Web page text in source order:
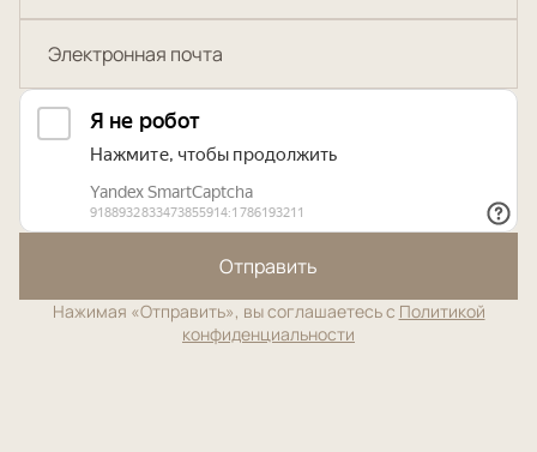
Отправить
Нажимая «Отправить», вы соглашаетесь с Политикой
конфиденциальности